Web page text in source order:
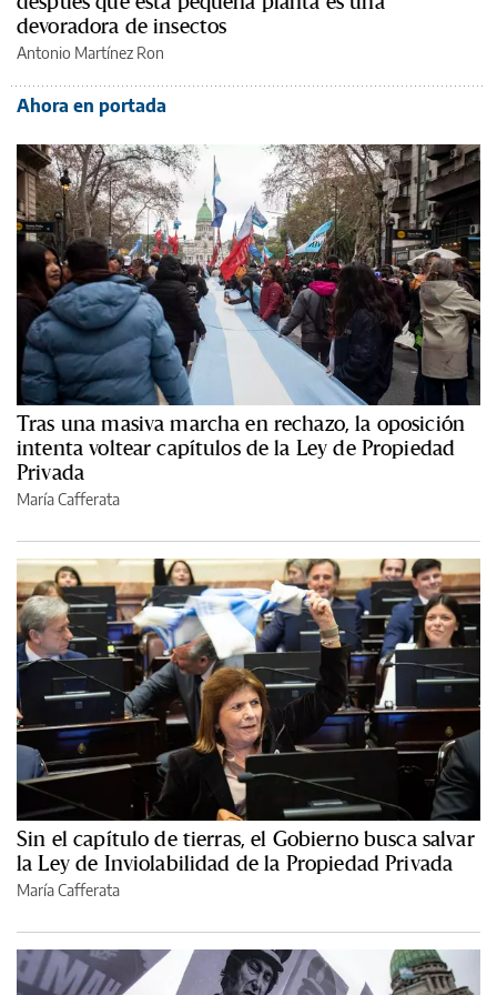
devoradora de insectos
Antonio Martínez Ron
Ahora en portada
Tras una masiva marcha en rechazo, la oposición
intenta voltear capítulos de la Ley de Propiedad
Privada
María Cafferata
Sin el capítulo de tierras, el Gobierno busca salvar
la Ley de Inviolabilidad de la Propiedad Privada
María Cafferata